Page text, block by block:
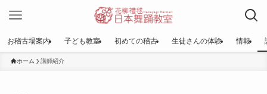
お稽古場案内 子ども教室 初めての稽古 生徒さんの体験 情報
ホーム 講師紹介